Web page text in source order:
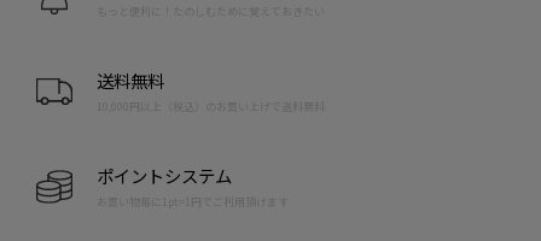
もっと便利に！たのしむために覚えておきたい
送料無料
10,000円以上（税込）のお買い上げで送料無料
ポイントシステム
お買い物毎に1pt=1円でご利用頂けます